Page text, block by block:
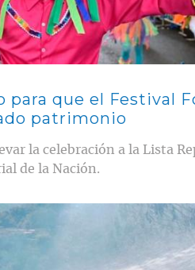
para que el Festival
patrimonio
la celebración a la Lista
de la Nación.